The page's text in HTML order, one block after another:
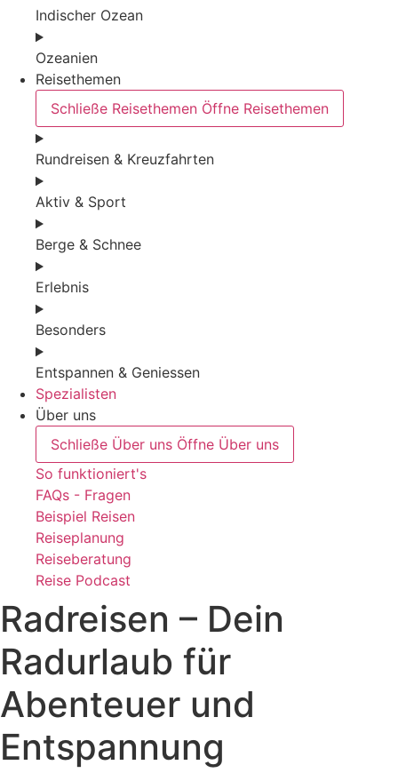
Indischer Ozean
Ozeanien
Reisethemen
Schließe Reisethemen Öffne Reisethemen
Rundreisen & Kreuzfahrten
Aktiv & Sport
Berge & Schnee
Erlebnis
Besonders
Entspannen & Geniessen
Spezialisten
Über uns
Schließe Über uns Öffne Über uns
So funktioniert's
FAQs - Fragen
Beispiel Reisen
Reiseplanung
Reiseberatung
Reise Podcast
Radreisen – Dein
Radurlaub für
Abenteuer und
Entspannung